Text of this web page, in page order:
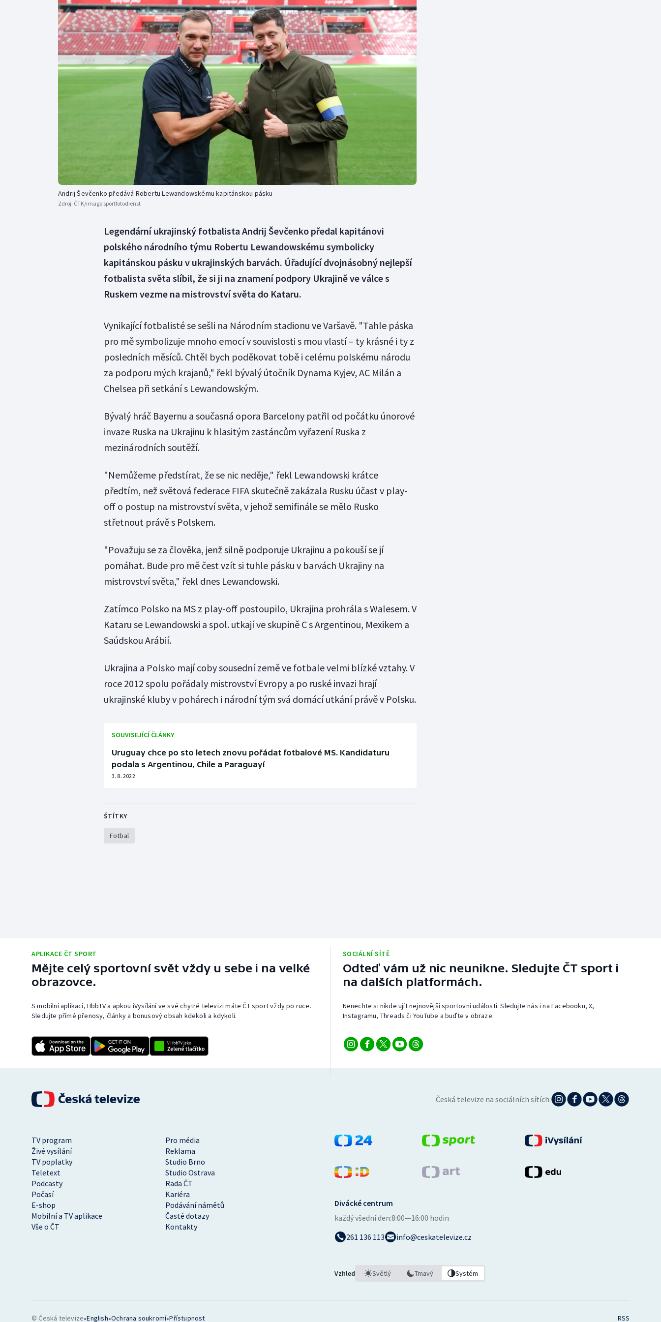
Curling
Dostihy
Florbal
Futsal
Golf
Gymnastika
Moderní pětiboj
Motorsport
Olympijské hry
Parasport
Plavání
Plážový volejbal
Triatlon
Veslování
Vodní slalom
Andrij Ševčenko předává Robertu Lewandowskému kapitánskou pásku
Zdroj: ČTK/imago sportfotodienst
Legendární ukrajinský fotbalista Andrij Ševčenko předal kapitánovi
polského národního týmu Robertu Lewandowskému symbolicky
kapitánskou pásku v ukrajinských barvách. Úřadující dvojnásobný nejlepší
fotbalista světa slíbil, že si ji na znamení podpory Ukrajině ve válce s
Ruskem vezme na mistrovství světa do Kataru.
Vynikající fotbalisté se sešli na Národním stadionu ve Varšavě. "Tahle páska
pro mě symbolizuje mnoho emocí v souvislosti s mou vlastí – ty krásné i ty z
posledních měsíců. Chtěl bych poděkovat tobě i celému polskému národu
za podporu mých krajanů," řekl bývalý útočník Dynama Kyjev, AC Milán a
Chelsea při setkání s Lewandowským.
Bývalý hráč Bayernu a současná opora Barcelony patřil od počátku únorové
invaze Ruska na Ukrajinu k hlasitým zastáncům vyřazení Ruska z
mezinárodních soutěží.
"Nemůžeme předstírat, že se nic neděje," řekl Lewandowski krátce
předtím, než světová federace FIFA skutečně zakázala Rusku účast v play-
off o postup na mistrovství světa, v jehož semifinále se mělo Rusko
střetnout právě s Polskem.
"Považuju se za člověka, jenž silně podporuje Ukrajinu a pokouší se jí
pomáhat. Bude pro mě čest vzít si tuhle pásku v barvách Ukrajiny na
mistrovství světa," řekl dnes Lewandowski.
Zatímco Polsko na MS z play-off postoupilo, Ukrajina prohrála s Walesem. V
Kataru se Lewandowski a spol. utkají ve skupině C s Argentinou, Mexikem a
Saúdskou Arábií.
Ukrajina a Polsko mají coby sousední země ve fotbale velmi blízké vztahy. V
roce 2012 spolu pořádaly mistrovství Evropy a po ruské invazi hrají
ukrajinské kluby v pohárech i národní tým svá domácí utkání právě v Polsku.
SOUVISEJÍCÍ ČLÁNKY
Uruguay chce po sto letech znovu pořádat fotbalové MS. Kandidaturu
podala s Argentinou, Chile a Paraguayí
3. 8. 2022
ŠTÍTKY
Fotbal
APLIKACE ČT SPORT
Mějte celý sportovní svět vždy u sebe i na velké
obrazovce.
S mobilní aplikací, HbbTV a apkou iVysílání ve své chytré televizi máte ČT sport vždy po ruce.
Sledujte přímé přenosy, články a bonusový obsah kdekoli a kdykoli.
SOCIÁLNÍ SÍTĚ
Odteď vám už nic neunikne. Sledujte ČT sport i
na dalších platformách.
Nenechte si nikde ujít nejnovější sportovní události. Sledujte nás i na Facebooku, X,
Instagramu, Threads či YouTube a buďte v obraze.
Česká televize na sociálních sítích:
TV program
Pro média
Živé vysílání
Reklama
TV poplatky
Studio Brno
Teletext
Studio Ostrava
Podcasty
Rada ČT
Počasí
Kariéra
E-shop
Podávání námětů
Mobilní a TV aplikace
Časté dotazy
Vše o ČT
Kontakty
Divácké centrum
každý všední den:8:00—16:00 hodin
261 136 113
info@ceskatelevize.cz
Vzhled Světlý Tmavý Systém
© Česká televize•English•Ochrana soukromí•Přístupnost RSS